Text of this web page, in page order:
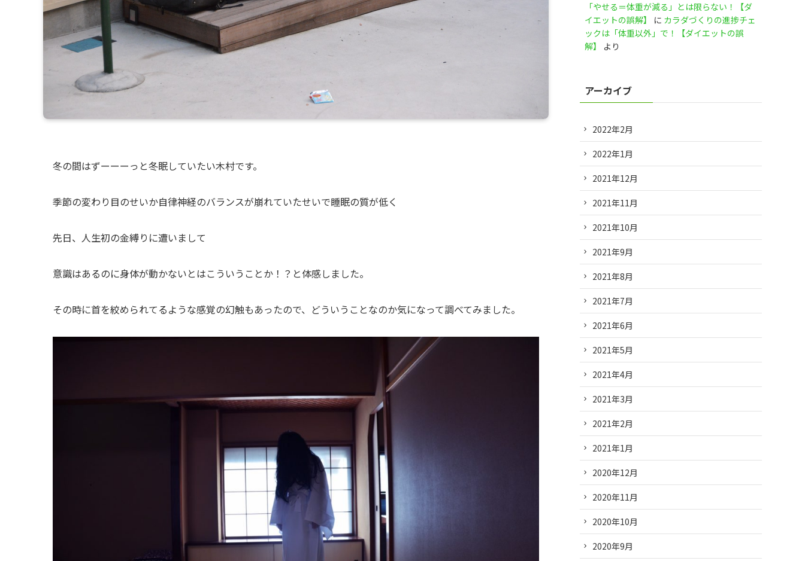
冬の間はずーーーっと冬眠していたい木村です。
季節の変わり目のせいか自律神経のバランスが崩れていたせいで睡眠の質が低く
先日、人生初の金縛りに遭いまして
意識はあるのに身体が動かないとはこういうことか！？と体感しました。
その時に首を絞められてるような感覚の幻触もあったので、どういうことなのか気になって調べてみました。
「やせる＝体重が減る」とは限らない！【ダ
イエットの誤解】
に カラダづくりの進捗チェ
ックは「体重以外」で！【ダイエットの誤
解】
より
アーカイブ
2022年2月
2022年1月
2021年12月
2021年11月
2021年10月
2021年9月
2021年8月
2021年7月
2021年6月
2021年5月
2021年4月
2021年3月
2021年2月
2021年1月
2020年12月
2020年11月
2020年10月
2020年9月